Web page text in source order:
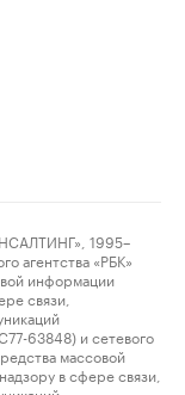
1995–
агентства «РБК»
информации
связи,
63848) и сетевого
массовой
в сфере связи,